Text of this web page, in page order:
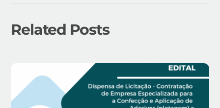
Related Posts